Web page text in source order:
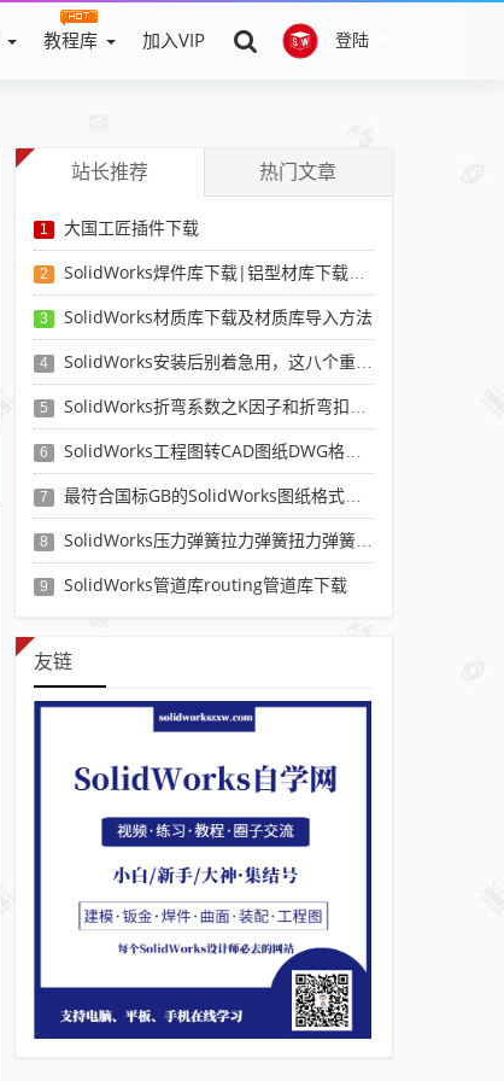
登陆
教程库 加入VIP
站长推荐 热门文章
1 大国工匠插件下载
2 SolidWorks焊件库下载|铝型材库下载|附sw焊件库添加配置使用教程
3 SolidWorks材质库下载及材质库导入方法
4 SolidWorks安装后别着急用，这八个重要SolidWorks设置可以提高你的画图效率
5 SolidWorks折弯系数之K因子和折弯扣除表-溪风推荐
6 SolidWorks工程图转CAD图纸DWG格式映射文件无乱码可分层-溪风亲测推荐
7 最符合国标GB的SolidWorks图纸格式和图纸模板下载-溪风专用版
8 SolidWorks压力弹簧拉力弹簧扭力弹簧涡卷弹簧自动生成宏程序下载
9 SolidWorks管道库routing管道库下载
友链